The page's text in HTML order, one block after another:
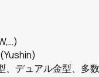
デュアル金型、多数